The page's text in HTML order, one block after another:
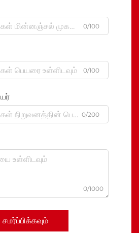
0/100
0/100
0/200
0/1000
சமர்ப்பிக்கவும்